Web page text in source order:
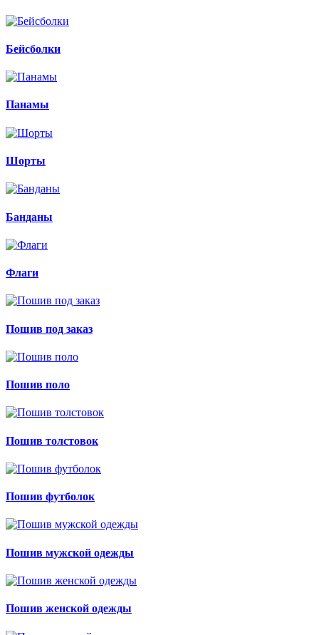
Бейсболки
Панамы
Шорты
Банданы
Флаги
Пошив под заказ
Пошив поло
Пошив толстовок
Пошив футболок
Пошив мужской одежды
Пошив женской одежды